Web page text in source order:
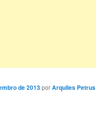
de 2013porArquiles Petrus